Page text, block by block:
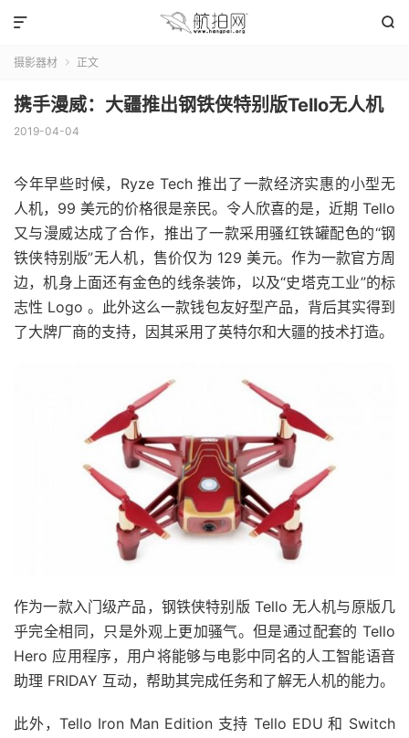


摄影器材  正文
携手漫威：大疆推出钢铁侠特别版Tello无人机
2019-04-04
今年早些时候，Ryze Tech 推出了一款经济实惠的小型无
人机，99 美元的价格很是亲民。令人欣喜的是，近期 Tello
又与漫威达成了合作，推出了一款采用骚红铁罐配色的“钢
铁侠特别版”无人机，售价仅为 129 美元。作为一款官方周
边，机身上面还有金色的线条装饰，以及“史塔克工业”的标
志性 Logo 。此外这么一款钱包友好型产品，背后其实得到
了大牌厂商的支持，因其采用了英特尔和大疆的技术打造。
作为一款入门级产品，钢铁侠特别版 Tello 无人机与原版几
乎完全相同，只是外观上更加骚气。但是通过配套的 Tello
Hero 应用程序，用户将能够与电影中同名的人工智能语音
助理 FRIDAY 互动，帮助其完成任务和了解无人机的能力。
此外，Tello Iron Man Edition 支持 Tello EDU 和 Switch